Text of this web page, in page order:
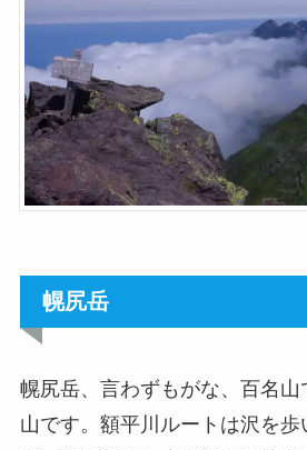
幌尻岳
幌尻岳、言わずもがな、百名山
山です。額平川ルートは沢を歩